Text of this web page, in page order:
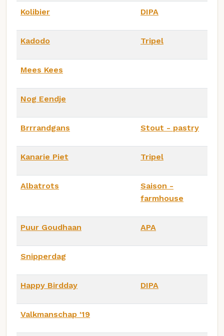
Kolibier DIPA
Kadodo Tripel
Mees Kees
Nog Eendje
Brrrandgans Stout - pastry
Kanarie Piet Tripel
Albatrots
Saison -
farmhouse
Puur Goudhaan APA
Snipperdag
Happy Birdday DIPA
Valkmanschap '19